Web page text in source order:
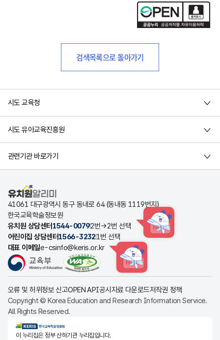
검색목록으로 돌아가기
시도 교육청
시도 유아교육진흥원
관련기관 바로가기
유치원알리미
41061 대구광역시 동구 동내로 64 (동내동 1119번지)
한국교육학술정보원
유치원 상담센터 1544-00792번→2번 선택 HINT
어린이집 상담센터1566-32321번 선택
대표 이메일e-csinfo@keris.or.kr
HINT
오류 및 허위정보 신고OPEN API공시자료 다운로드저작권 정책
Copyright © Korea Education and Research Information Service.
All Rights Reserved.
KERIS한국교육학술정보원
이 누리집은 정부 산하기관 누리집입니다.